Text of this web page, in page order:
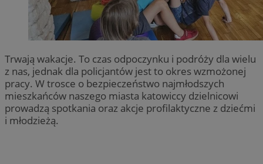
Trwają wakacje. To czas odpoczynku i podróży dla wielu
z nas, jednak dla policjantów jest to okres wzmożonej
pracy. W trosce o bezpieczeństwo najmłodszych
mieszkańców naszego miasta katowiccy dzielnicowi
prowadzą spotkania oraz akcje profilaktyczne z dziećmi
i młodzieżą.